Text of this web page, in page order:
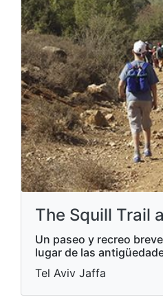
The Squill Trail
Un paseo y recreo
lugar de las
Tel Aviv Jaffa